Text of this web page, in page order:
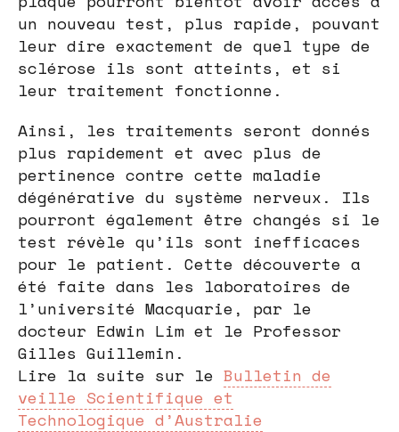
un nouveau test, plus rapide, pouvant
leur dire exactement de quel type de
sclérose ils sont atteints, et si
leur traitement fonctionne.
Ainsi, les traitements seront donnés
plus rapidement et avec plus de
pertinence contre cette maladie
dégénérative du système nerveux. Ils
pourront également être changés si le
test révèle qu’ils sont inefficaces
pour le patient. Cette découverte a
été faite dans les laboratoires de
l’université Macquarie, par le
docteur Edwin Lim et le Professor
Gilles Guillemin.
Lire la suite sur le Bulletin de
veille Scientifique et
Technologique d’Australie